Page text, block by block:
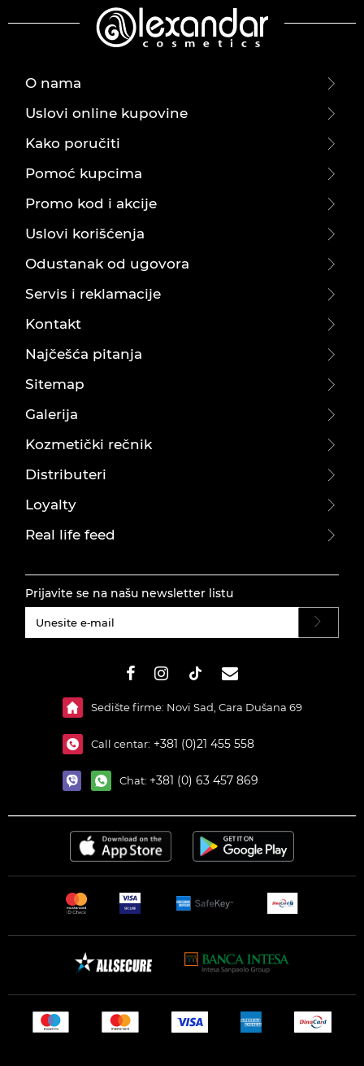
O nama
Uslovi online kupovine
Kako poručiti
Pomoć kupcima
Promo kod i akcije
Uslovi korišćenja
Odustanak od ugovora
Servis i reklamacije
Kontakt
Najčešća pitanja
Sitemap
Galerija
Kozmetički rečnik
Distributeri
Loyalty
Real life feed
Prijavite se na našu newsletter listu
Sedište firme: Novi Sad, Cara Dušana 69
Call centar: +381 (0)21 455 558
Chat: +381 (0) 63 457 869